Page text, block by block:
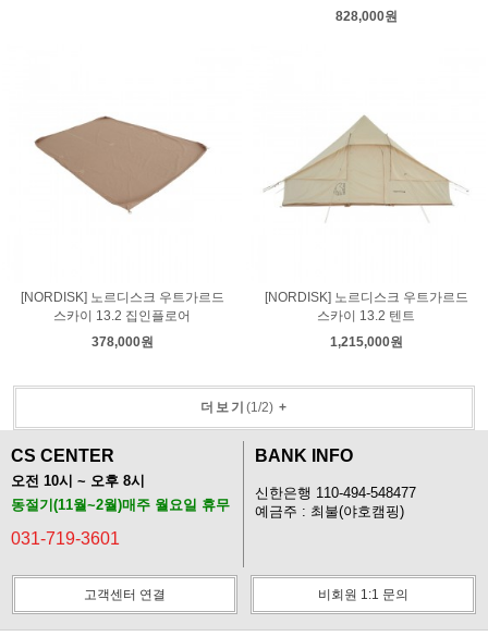
828,000원
[NORDISK] 노르디스크 우트가르드
스카이 13.2 집인플로어
378,000원
[NORDISK] 노르디스크 우트가르드
스카이 13.2 텐트
1,215,000원
더보기 (1/2)+
CS CENTER
오전 10시 ~ 오후 8시
동절기(11월~2월)매주 월요일 휴무
031-719-3601
BANK INFO
신한은행 110-494-548477
예금주 : 최불(야호캠핑)
고객센터 연결 비회원 1:1 문의